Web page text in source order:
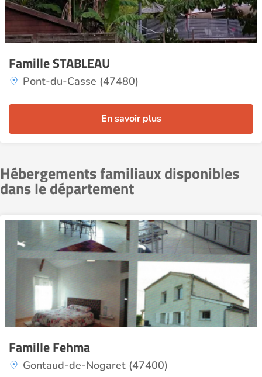
Famille STABLEAU
Pont-du-Casse (47480)
En savoir plus
Hébergements familiaux disponibles
dans le département
Famille Fehma
Gontaud-de-Nogaret (47400)